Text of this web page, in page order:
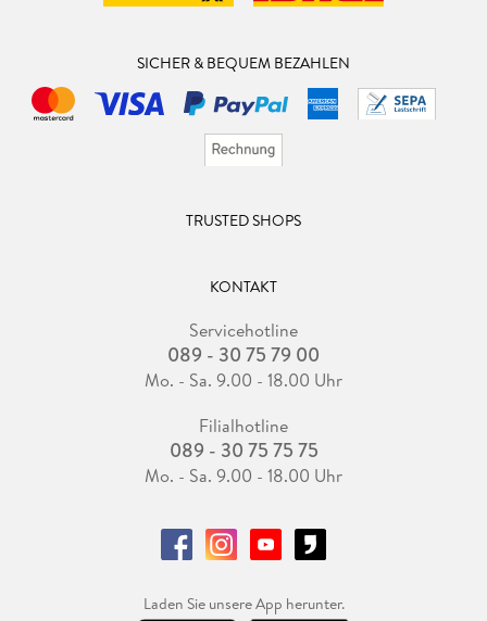
SICHER & BEQUEM BEZAHLEN
TRUSTED SHOPS
KONTAKT
Servicehotline
089 - 30 75 79 00
Mo. - Sa. 9.00 - 18.00 Uhr
Filialhotline
089 - 30 75 75 75
Mo. - Sa. 9.00 - 18.00 Uhr
Laden Sie unsere App herunter.